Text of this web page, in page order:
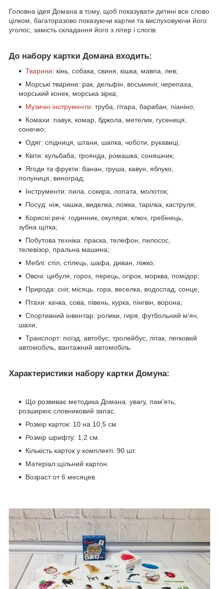
Головна ідея Домана в тому, щоб показувати дитині все слово
цілком, багаторазово показуючи картки та вислуховуючи його
уголос, замість складання його з літер і слогів.
До набору картки Домана входить:
Тварини: кінь, собака, свиня, кішка, мавпа, лев;
Морські тварини: рак, дельфін, восьминіг, черепаха,
морський конек, морська зірка;
Музичні інструменти: труба, гітара, барабан, піаніно;
Комахи: павук, комар, бджола, метелик, гусениця,
сонечко;
Одяг: спідниця, штани, шапка, чоботи, рукавиці;
Квіти: кульбаба, троянда, ромашка, соняшник;
Ягоди та фрукти: банан, груша, кавун, яблуко,
полуниця, виноград;
Інструменти: пила, сокира, лопата, молоток;
Посуд: ніж, чашка, виделка, ложка, тарілка, каструля;
Корисні речі: годинник, окуляри, ключ, гребінець,
зубна щітка;
Побутова техніка: праска, телефон, пилосос,
телевізор, пральна машина;
Меблі: стіл, стілець, шафа, диван, ліжко;
Овочі: цибуля, горох, перець, огірок, морква, помідор;
Природа: сніг, місяць, гора, веселка, водоспад, сонце;
Птахи: качка, сова, півень, курка, пінгвін, ворона;
Спортивний інвентар: ролики, гиря, футбольний м'яч,
шахи;
Транспорт: поїзд, автобус, тролейбус, літак, легковий
автомобіль, вантажний автомобіль.
Характеристики набору картки Домуна:
Що розвиває методика Домана: увагу, пам'ять,
розширює словниковий запас.
Розмір карток: 10 на 10,5 см.
Розмір шрифту: 1,2 см.
Кількість карток у комплекті: 90 шт.
Матеріал:щільний картон.
Возраст:от 6 месяцев.